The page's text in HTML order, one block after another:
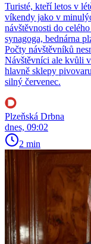
Turisté, kteří letos v
víkendy jako v
návštěvnosti do
synagoga, bednárna
Počty návštěvníků
Návštěvníci ale kvůli
hlavně sklepy
silný červenec.
Plzeňská Drbna
dnes, 09:02
2 min